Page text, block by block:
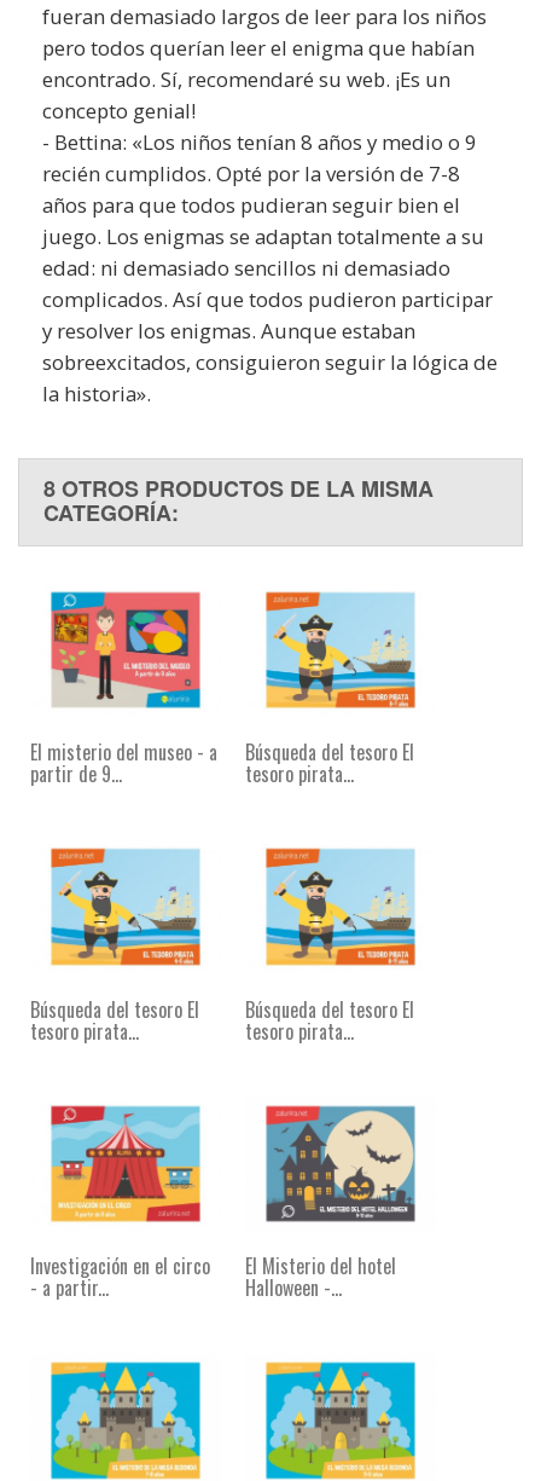
fueran demasiado largos de leer para los niños
pero todos querían leer el enigma que habían
encontrado. Sí, recomendaré su web. ¡Es un
concepto genial!
- Bettina: «Los niños tenían 8 años y medio o 9
recién cumplidos. Opté por la versión de 7-8
años para que todos pudieran seguir bien el
juego. Los enigmas se adaptan totalmente a su
edad: ni demasiado sencillos ni demasiado
complicados. Así que todos pudieron participar
y resolver los enigmas. Aunque estaban
sobreexcitados, consiguieron seguir la lógica de
la historia».
8 OTROS PRODUCTOS DE LA MISMA
CATEGORÍA:
El misterio del museo - a
partir de 9...
Búsqueda del tesoro El
tesoro pirata...
Búsqueda del tesoro El
tesoro pirata...
Búsqueda del tesoro El
tesoro pirata...
Investigación en el circo
- a partir...
El Misterio del hotel
Halloween -...